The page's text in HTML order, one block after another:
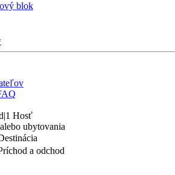
blok
|1 Hosť
ubytovania
a odchod